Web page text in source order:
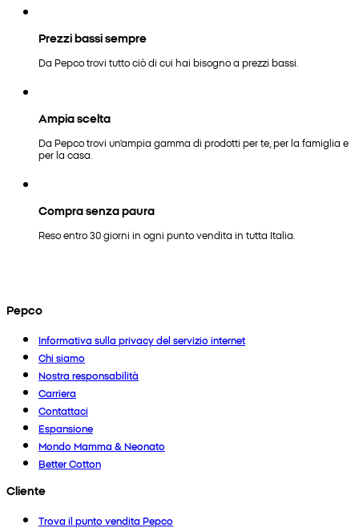
Prezzi bassi sempre
Da Pepco trovi tutto ciò di cui hai bisogno a prezzi bassi.
Ampia scelta
Da Pepco trovi un'ampia gamma di prodotti per te, per la famiglia e
per la casa.
Compra senza paura
Reso entro 30 giorni in ogni punto vendita in tutta Italia.
Pepco
Informativa sulla privacy del servizio internet
Chi siamo
Nostra responsabilità
Carriera
Contattaci
Espansione
Mondo Mamma & Neonato
Better Cotton
Cliente
Trova il punto vendita Pepco